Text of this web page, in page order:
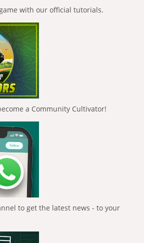
with our official tutorials.
a Community Cultivator!
to get the latest news - to your